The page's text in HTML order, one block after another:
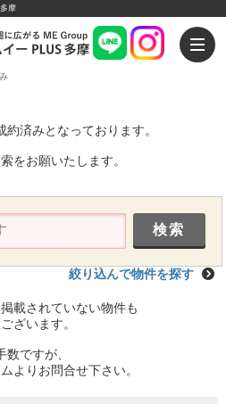
摩
済みとなっております。
をお願いたします。
絞り込んで物件を探す
載されていない物件も
ざいます。
数ですが、
よりお問合せ下さい。